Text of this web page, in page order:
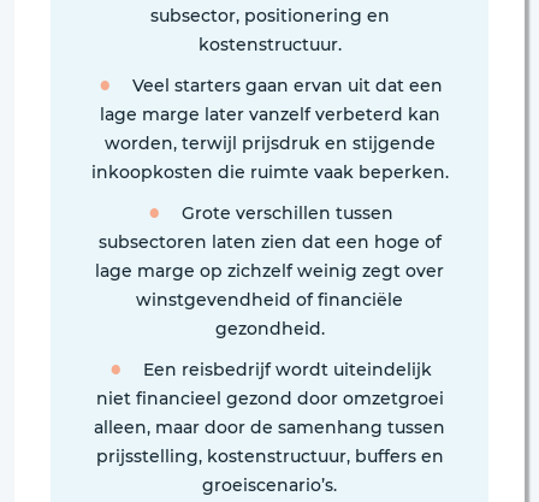
subsector, positionering en
kostenstructuur.
Veel starters gaan ervan uit dat een
lage marge later vanzelf verbeterd kan
worden, terwijl prijsdruk en stijgende
inkoopkosten die ruimte vaak beperken.
Grote verschillen tussen
subsectoren laten zien dat een hoge of
lage marge op zichzelf weinig zegt over
winstgevendheid of financiële
gezondheid.
Een reisbedrijf wordt uiteindelijk
niet financieel gezond door omzetgroei
alleen, maar door de samenhang tussen
prijsstelling, kostenstructuur, buffers en
groeiscenario’s.